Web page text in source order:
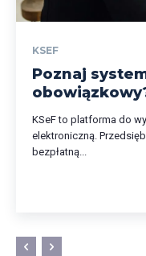
KSEF
Poznaj
KSeF to platforma do
elektroniczną.
bezpłatną...